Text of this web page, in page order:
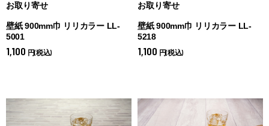
お取り寄せ
壁紙 900mm巾 リリカラー LL-
5001
1,100 円(税込)
お取り寄せ
壁紙 900mm巾 リリカラー LL-
5218
1,100 円(税込)